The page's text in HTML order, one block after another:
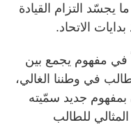
يجسّد التزام القيادة
الاتحاد.
في مفهوم يجمع بين
في وطننا الغالي،
بمفهوم جديد سمّيته
للطالب